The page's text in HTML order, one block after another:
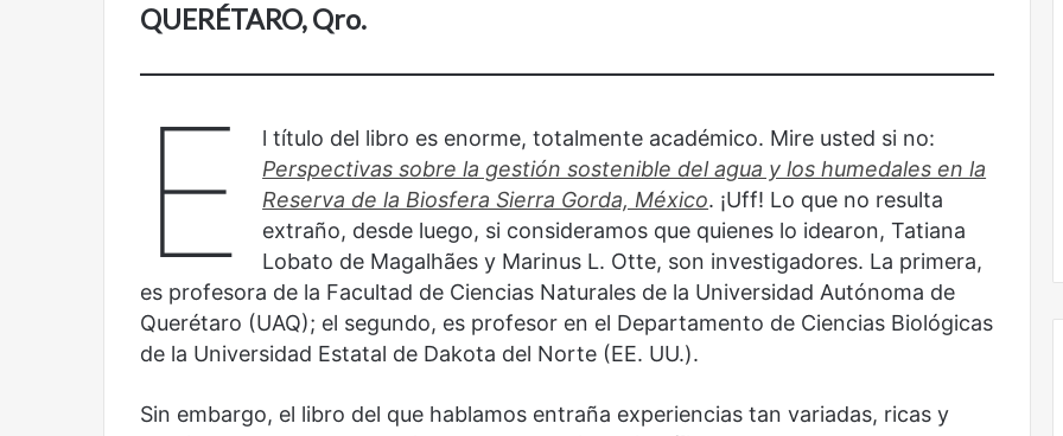
QUERÉTARO, Qro.
E
l título del libro es enorme, totalmente académico. Mire usted si no:
Perspectivas sobre la gestión sostenible del agua y los humedales en la
Reserva de la Biosfera Sierra Gorda, México. ¡Uff! Lo que no resulta
extraño, desde luego, si consideramos que quienes lo idearon, Tatiana
Lobato de Magalhães y Marinus L. Otte, son investigadores. La primera,
es profesora de la Facultad de Ciencias Naturales de la Universidad Autónoma de
Querétaro (UAQ); el segundo, es profesor en el Departamento de Ciencias Biológicas
de la Universidad Estatal de Dakota del Norte (EE. UU.).
Sin embargo, el libro del que hablamos entraña experiencias tan variadas, ricas y
Cine, futbol y América Latina: una
la
Nacional
nuevo
espacio
para
el
arte
y
la
cultura
Abre la Sala Nacional
Contemporánea, un nuevo espacio
para el arte y la cultura
todas
la
diversidad
de
la
letras
mexicanas
en
una
Nunca más sin todas las voces: la
diversidad de la letras mexicanas en
una nueva colección digital